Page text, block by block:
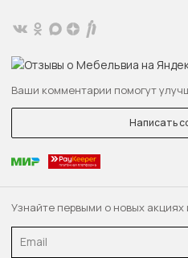
Узнайте первыми о новых акциях
Email
Ваши комментарии помогут
Написать